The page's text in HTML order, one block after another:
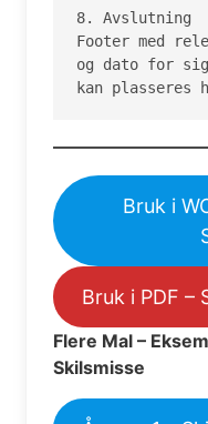
8. Avslutning
Footer med
og dato for
kan plasseres
Bruk i
Bruk i PDF –
Flere Mal –
Skilsmisse